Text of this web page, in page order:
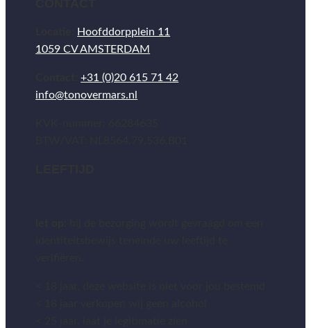
Hoofddorpplein 11
1059 CV AMSTERDAM
+31 (0)20 615 71 42
info@tonovermars.nl